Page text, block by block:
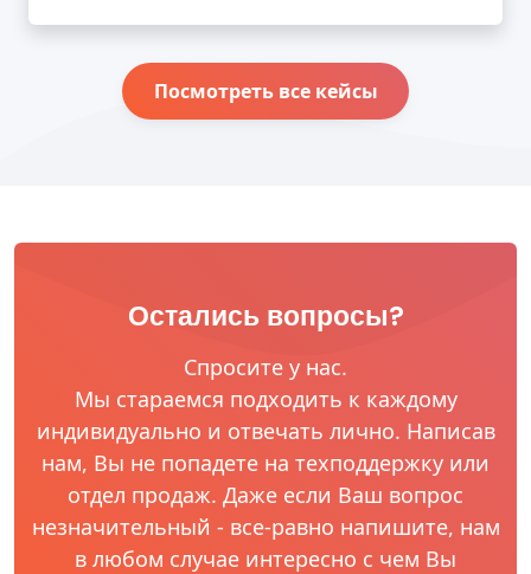
Посмотреть все кейсы
Остались вопросы?
Спросите у нас.
Мы стараемся подходить к каждому
индивидуально и отвечать лично. Написав
нам, Вы не попадете на техподдержку или
отдел продаж. Даже если Ваш вопрос
незначительный - все-равно напишите, нам
в любом случае интересно с чем Вы